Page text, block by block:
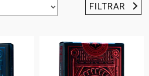
FILTRAR